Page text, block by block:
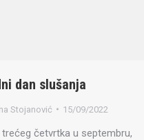
dan slušanja
Stojanović 15/09/2022
trećeg četvrtka u septembru,